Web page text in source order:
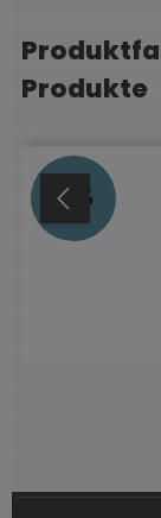
Produktgalerie
Produkte
52 %